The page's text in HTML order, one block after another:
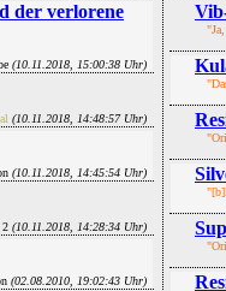
der verlorene
(10.11.2018, 15:00:38 Uhr)
(10.11.2018, 14:48:57 Uhr)
(10.11.2018, 14:45:54 Uhr)
2 (10.11.2018, 14:28:34 Uhr)
(02.08.2010, 19:02:43 Uhr)